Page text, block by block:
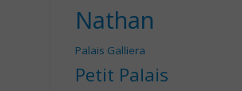
Nathan
Palais Galliera
Petit Palais